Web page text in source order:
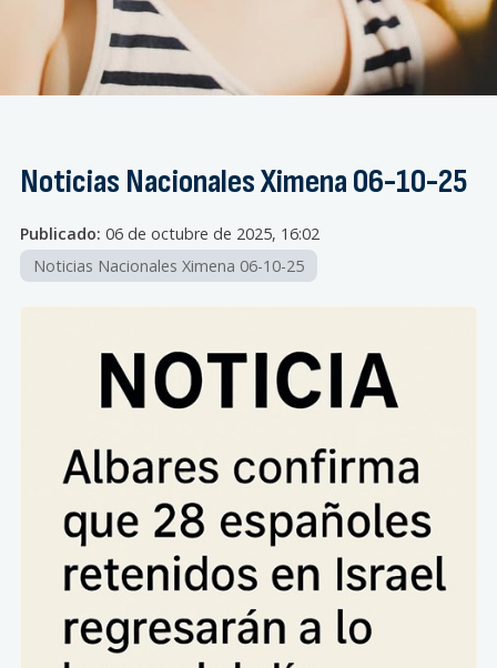
Noticias Nacionales Ximena 06-10-25
Publicado: 06 de octubre de 2025, 16:02
Noticias Nacionales Ximena 06-10-25